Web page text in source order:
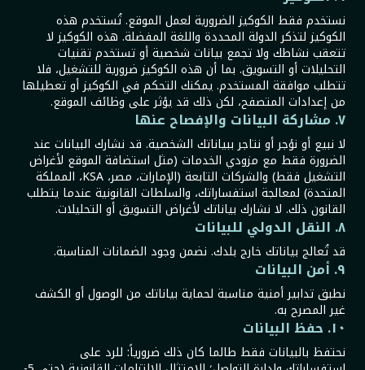
نستخدم فقط الكوكيز الضرورية لعمل الموقع. تُستخدم هذه
الكوكيز لتذكر الدولة المحددة واللغة المفضلة. هذه الكوكيز لا
تتعقب نشاطك ولا تجمع بيانات شخصية أو تستخدم تقنيات
التحليلات أو التسويق. بما أن هذه الكوكيز ضرورية للتشغيل، فلا
تتطلب موافقة المستخدم. يمكنك التحكم في الكوكيز أو تعطيلها
من إعدادات المتصفح، لكن ذلك قد يؤثر على وظائف الموقع.
٧. مشاركة البيانات والإفصاح عنها
لا نبيع أو نؤجر أو نتاجر ببياناتك الشخصية. قد نشارك البيانات عند
الضرورة فقط مع مزودي الخدمات (مثل استضافة الموقع لأغراض
التشغيل فقط) والشركات التابعة (الإمارات، مصر، KSA، المملكة
المتحدة) لمعالجة استفساراتك، والسلطات القانونية عندما يتطلب
القانون ذلك. لا نشارك بياناتك لأغراض التسويق أو التحليلات.
٨. النقل الدولي للبيانات
قد تُعالج بياناتك خارج بلدك. نضمن وجود الضمانات المناسبة.
٩. أمن البيانات
نطبق تدابير أمنية مناسبة لحماية بياناتك من الوصول أو الكشف
غير المصرح به.
١٠. حفظ البيانات
نحتفظ بالبيانات فقط طالما كان ذلك ضرورياً: للرد على